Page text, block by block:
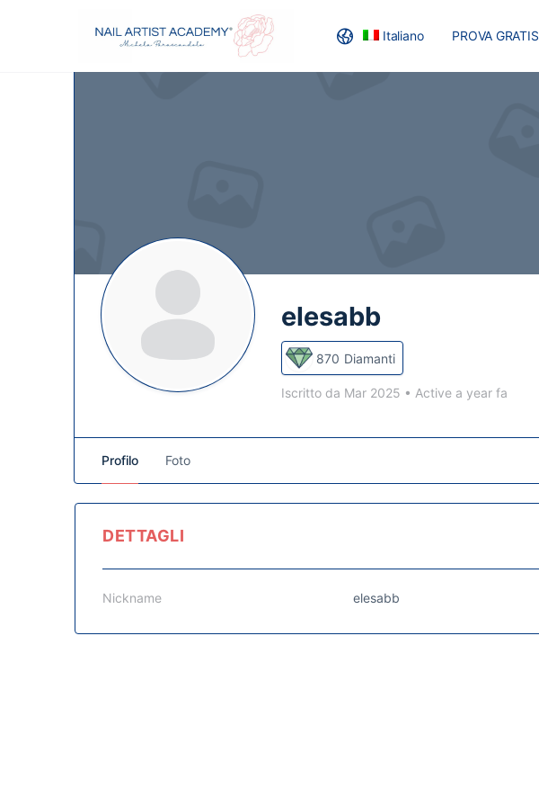
Italiano PROVA GRATIS
elesabb
870 Diamanti
Iscritto da Mar 2025 • Active a year fa
Profilo Foto
DETTAGLI
Nickname elesabb